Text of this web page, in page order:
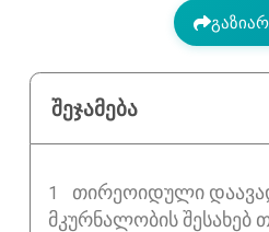
შეჯამება
ᲗᲘᲠᲔᲝᲘᲓᲣᲚᲘ
ᲛᲙᲣᲠᲜᲐᲚᲝᲑᲘᲡ ᲨᲔᲡᲐᲮᲔᲑ